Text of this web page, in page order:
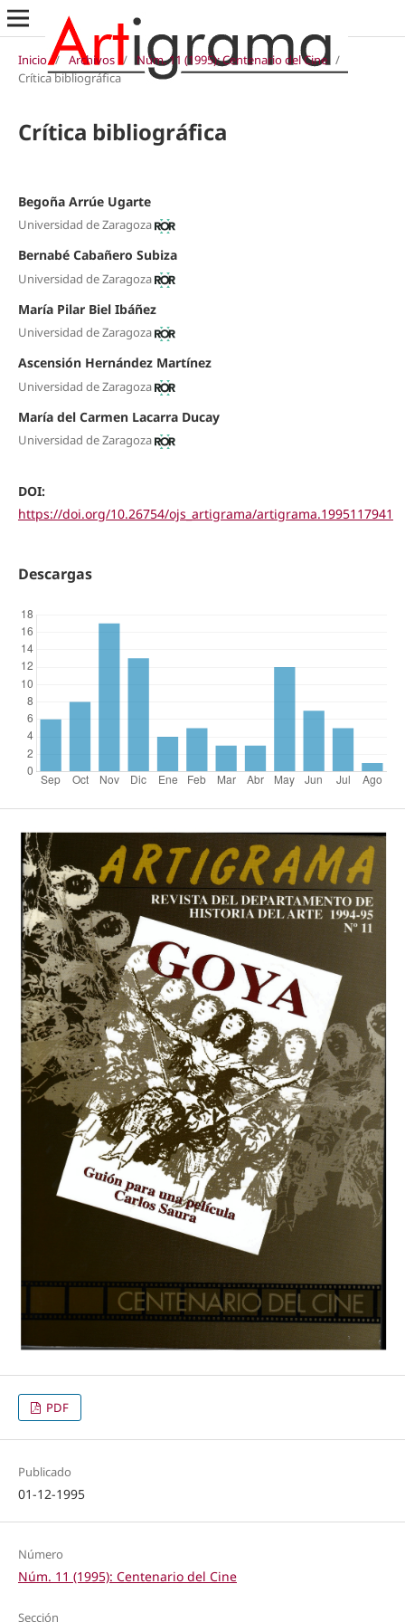
Inicio / Archivos / Núm. 11 (1995): Centenario del Cine /
Crítica bibliográfica
Crítica bibliográfica
Begoña Arrúe Ugarte
Universidad de Zaragoza
Bernabé Cabañero Subiza
Universidad de Zaragoza
María Pilar Biel Ibáñez
Universidad de Zaragoza
Ascensión Hernández Martínez
Universidad de Zaragoza
María del Carmen Lacarra Ducay
Universidad de Zaragoza
DOI:
https://doi.org/10.26754/ojs_artigrama/artigrama.1995117941
Descargas
PDF
Publicado
01-12-1995
Número
Núm. 11 (1995): Centenario del Cine
Sección